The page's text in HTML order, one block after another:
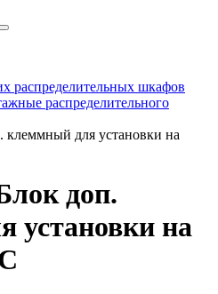
распределительных шкафов
распределительного
клеммный для установки на
доп.
установки на